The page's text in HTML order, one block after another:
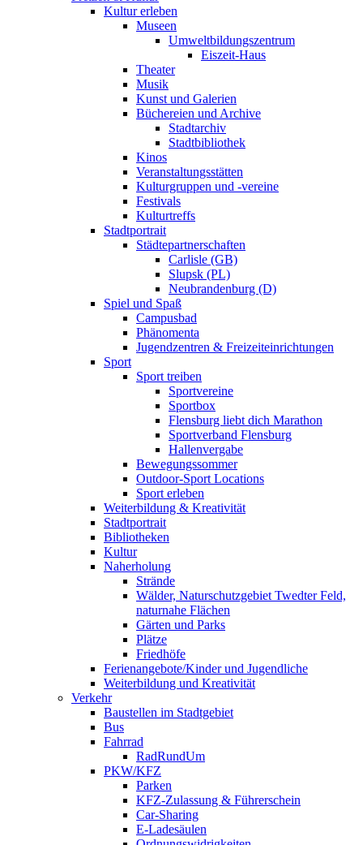
Kultur erleben
Museen
Umweltbildungszentrum
Eiszeit-Haus
Theater
Musik
Kunst und Galerien
Büchereien und Archive
Stadtarchiv
Stadtbibliothek
Kinos
Veranstaltungsstätten
Kulturgruppen und -vereine
Festivals
Kulturtreffs
Stadtportrait
Städtepartnerschaften
Carlisle (GB)
Slupsk (PL)
Neubrandenburg (D)
Spiel und Spaß
Campusbad
Phänomenta
Jugendzentren & Freizeiteinrichtungen
Sport
Sport treiben
Sportvereine
Sportbox
Flensburg liebt dich Marathon
Sportverband Flensburg
Hallenvergabe
Bewegungssommer
Outdoor-Sport Locations
Sport erleben
Weiterbildung & Kreativität
Stadtportrait
Bibliotheken
Kultur
Naherholung
Strände
Wälder, Naturschutzgebiet Twedter Feld,
naturnahe Flächen
Gärten und Parks
Plätze
Friedhöfe
Ferienangebote/Kinder und Jugendliche
Weiterbildung und Kreativität
Verkehr
Baustellen im Stadtgebiet
Bus
Fahrrad
RadRundUm
PKW/KFZ
Parken
KFZ-Zulassung & Führerschein
Car-Sharing
E-Ladesäulen